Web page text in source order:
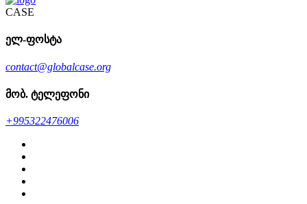
CASE
ელ-ფოსტა
contact@globalcase.org
მობ. ტელეფონი
+995322476006